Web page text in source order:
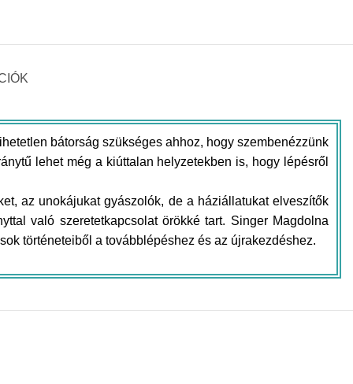
bátorság szükséges ahhoz, hogy szembenézzünk
lehet még a kiúttalan helyzetekben is, hogy lépésről
az unokájukat gyászolók, de a háziállatukat elveszítők
való szeretetkapcsolat örökké tart. Singer Magdolna
történeteiből a továbblépéshez és az újrakezdéshez.